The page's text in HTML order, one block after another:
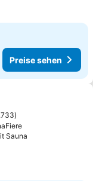
Preise sehen
hinzufügen
Sauna